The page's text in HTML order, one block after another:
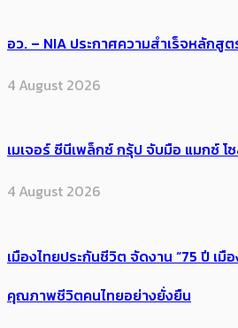
อว. – NIA ประกาศความสำเร็จหลักสู
4 August 2026
เมเจอร์ ซีนีเพล็กซ์ กรุ้ป จับมือ แมกซ์
4 August 2026
เมืองไทยประกันชีวิต จัดงาน “75 ปี
คุณภาพชีวิตคนไทยอย่างยั่งยืน